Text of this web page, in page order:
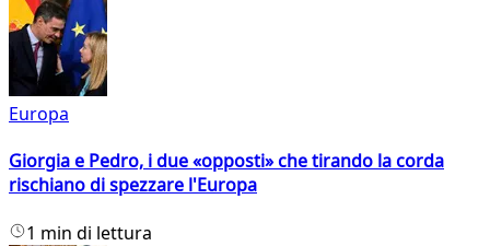
Europa
Giorgia e Pedro, i due «opposti» che tirando la corda
rischiano di spezzare l'Europa
1 min di lettura